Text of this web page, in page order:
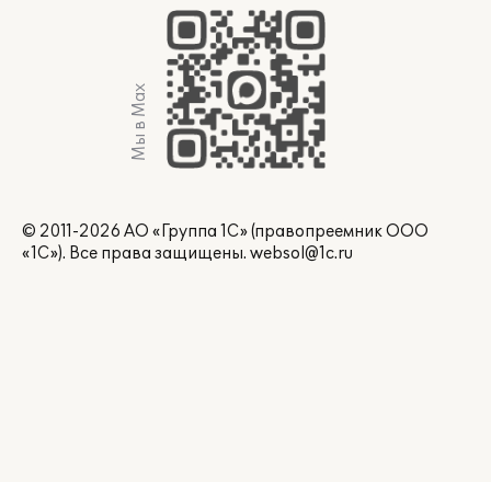
Мы в Max
© 2011-2026 АО «Группа 1С» (правопреемник ООО
«1С»). Все права защищены. websol@1c.ru